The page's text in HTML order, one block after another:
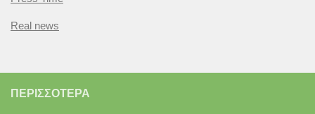
Real news
ΠΕΡΙΣΣΌΤΕΡΑ